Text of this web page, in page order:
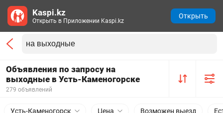
Объявления по запросу на
выходные в Усть-Каменогорске
279 объявлений
Усть-Каменогорск Цена Возможен выезд
Kaspi.kz
Открыть в Приложении Kaspi.kz
Открыть